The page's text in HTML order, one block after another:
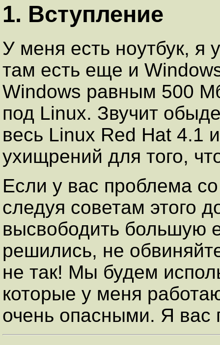
1. Вступление
У меня есть ноутбук, я
там есть еще и
Windows равным 500
под Linux. Звучит
весь Linux Red Hat 4.1
ухищрений для того,
Если у вас проблема
следуя советам этого
высвободить большую
решились, не
не так! Мы будем
которые у меня
очень опасными. Я вас